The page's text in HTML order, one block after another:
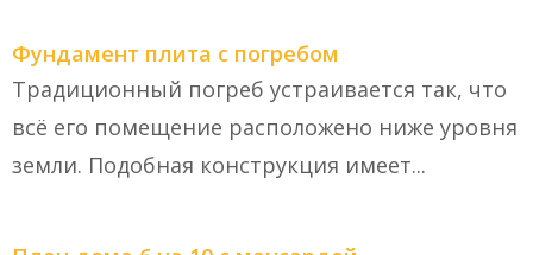
Фундамент плита с погребом
Традиционный погреб устраивается так, что
всё его помещение расположено ниже уровня
земли. Подобная конструкция имеет...